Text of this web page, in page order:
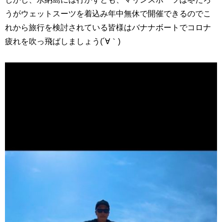
うがウェットスーツを着込み年中無休で開催できるのでこ
れから旅行を検討されている皆様はバナナボートでコロナ
疲れを吹っ飛ばしましょう(´∀｀)